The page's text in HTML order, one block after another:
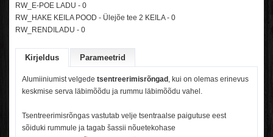
RW_E-POE LADU - 0
RW_HAKE KEILA POOD - Ülejõe tee 2 KEILA - 0
RW_RENDILADU - 0
Kirjeldus Parameetrid
Alumiiniumist velgede tsentreerimisrõngad , kui on olemas erinevus
keskmise serva läbimõõdu ja rummu läbimõõdu vahel.
Tsentreerimisrõngas vastutab velje tsentraalse paigutuse eest
sõiduki rummule ja tagab šassii nõuetekohase